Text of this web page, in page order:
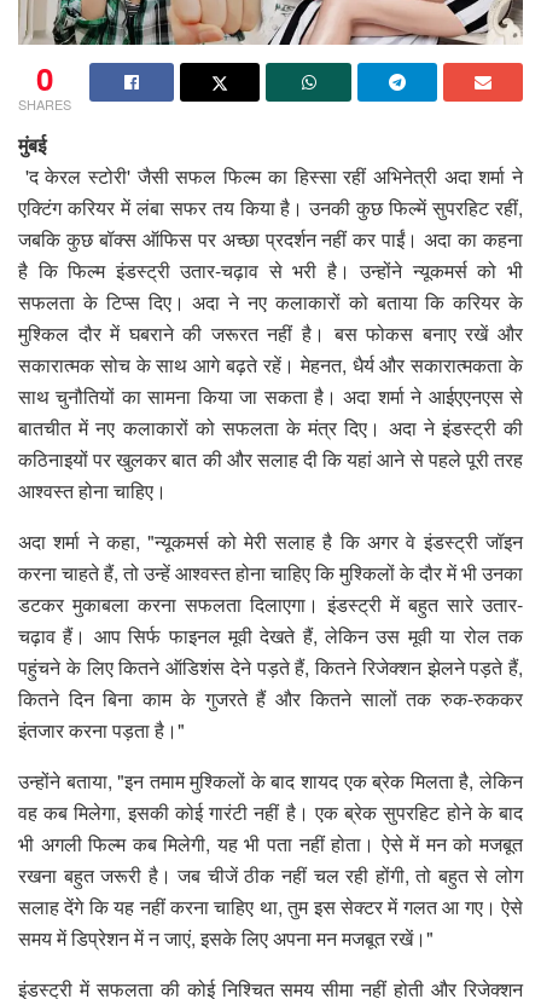
0
SHARES
मुंबई
'द केरल स्टोरी' जैसी सफल फिल्म का हिस्सा रहीं अभिनेत्री अदा शर्मा ने
एक्टिंग करियर में लंबा सफर तय किया है। उनकी कुछ फिल्में सुपरहिट रहीं,
जबकि कुछ बॉक्स ऑफिस पर अच्छा प्रदर्शन नहीं कर पाईं। अदा का कहना
है कि फिल्म इंडस्ट्री उतार-चढ़ाव से भरी है। उन्होंने न्यूकमर्स को भी
सफलता के टिप्स दिए। अदा ने नए कलाकारों को बताया कि करियर के
मुश्किल दौर में घबराने की जरूरत नहीं है। बस फोकस बनाए रखें और
सकारात्मक सोच के साथ आगे बढ़ते रहें। मेहनत, धैर्य और सकारात्मकता के
साथ चुनौतियों का सामना किया जा सकता है। अदा शर्मा ने आईएएनएस से
बातचीत में नए कलाकारों को सफलता के मंत्र दिए। अदा ने इंडस्ट्री की
कठिनाइयों पर खुलकर बात की और सलाह दी कि यहां आने से पहले पूरी तरह
आश्वस्त होना चाहिए।
अदा शर्मा ने कहा, "न्यूकमर्स को मेरी सलाह है कि अगर वे इंडस्ट्री जॉइन
करना चाहते हैं, तो उन्हें आश्वस्त होना चाहिए कि मुश्किलों के दौर में भी उनका
डटकर मुकाबला करना सफलता दिलाएगा। इंडस्ट्री में बहुत सारे उतार-
चढ़ाव हैं। आप सिर्फ फाइनल मूवी देखते हैं, लेकिन उस मूवी या रोल तक
पहुंचने के लिए कितने ऑडिशंस देने पड़ते हैं, कितने रिजेक्शन झेलने पड़ते हैं,
कितने दिन बिना काम के गुजरते हैं और कितने सालों तक रुक-रुककर
इंतजार करना पड़ता है।"
उन्होंने बताया, "इन तमाम मुश्किलों के बाद शायद एक ब्रेक मिलता है, लेकिन
वह कब मिलेगा, इसकी कोई गारंटी नहीं है। एक ब्रेक सुपरहिट होने के बाद
भी अगली फिल्म कब मिलेगी, यह भी पता नहीं होता। ऐसे में मन को मजबूत
रखना बहुत जरूरी है। जब चीजें ठीक नहीं चल रही होंगी, तो बहुत से लोग
सलाह देंगे कि यह नहीं करना चाहिए था, तुम इस सेक्टर में गलत आ गए। ऐसे
समय में डिप्रेशन में न जाएं, इसके लिए अपना मन मजबूत रखें।"
इंडस्ट्री में सफलता की कोई निश्चित समय सीमा नहीं होती और रिजेक्शन